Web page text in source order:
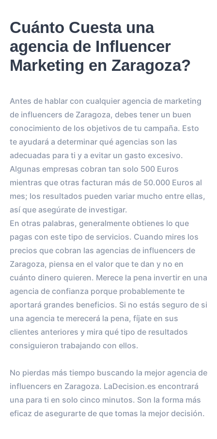
0
IMPRESIONES POR LA
HISTORIA
0
0
REACH ESTIMADO
0%vs.
ENGAGEMENT RATE
0
TOTAL INTERACTIONS
Cuánto Cuesta una
agencia de Influencer
Marketing en Zaragoza?
Antes de hablar con cualquier agencia de marketing
de influencers de Zaragoza, debes tener un buen
conocimiento de los objetivos de tu campaña. Esto
te ayudará a determinar qué agencias son las
adecuadas para ti y a evitar un gasto excesivo.
Algunas empresas cobran tan solo 500 Euros
mientras que otras facturan más de 50.000 Euros al
mes; los resultados pueden variar mucho entre ellas,
así que asegúrate de investigar.
En otras palabras, generalmente obtienes lo que
pagas con este tipo de servicios. Cuando mires los
precios que cobran las agencias de influencers de
Zaragoza, piensa en el valor que te dan y no en
cuánto dinero quieren. Merece la pena invertir en una
agencia de confianza porque probablemente te
aportará grandes beneficios. Si no estás seguro de si
una agencia te merecerá la pena, fíjate en sus
clientes anteriores y mira qué tipo de resultados
consiguieron trabajando con ellos.
No pierdas más tiempo buscando la mejor agencia de
influencers en Zaragoza. LaDecision.es encontrará
una para ti en solo cinco minutos. Son la forma más
eficaz de asegurarte de que tomas la mejor decisión.